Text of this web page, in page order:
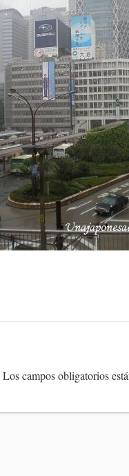
Los campos obligatorios